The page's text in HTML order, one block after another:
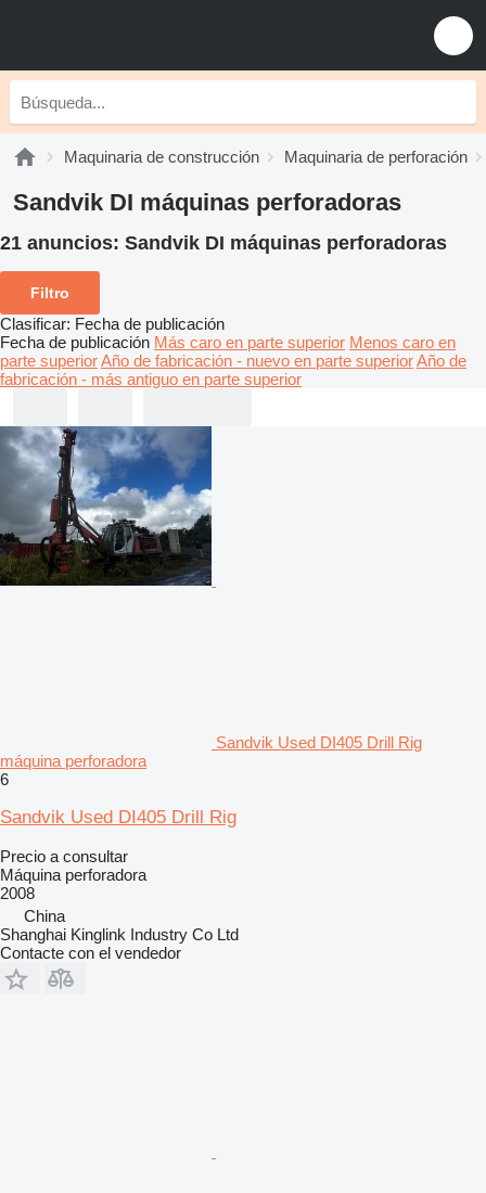
Maquinaria de construcción Maquinaria de perforación
Sandvik DI máquinas perforadoras
21 anuncios: Sandvik DI máquinas perforadoras
Filtro
Clasificar: Fecha de publicación
Fecha de publicación Más caro en parte superior Menos caro en
parte superiorAño de fabricación - nuevo en parte superiorAño de
fabricación - más antiguo en parte superior
Sandvik Used DI405 Drill Rig
máquina perforadora
6
Sandvik Used DI405 Drill Rig
Precio a consultar
Máquina perforadora
2008
China
Shanghai Kinglink Industry Co Ltd
Contacte con el vendedor